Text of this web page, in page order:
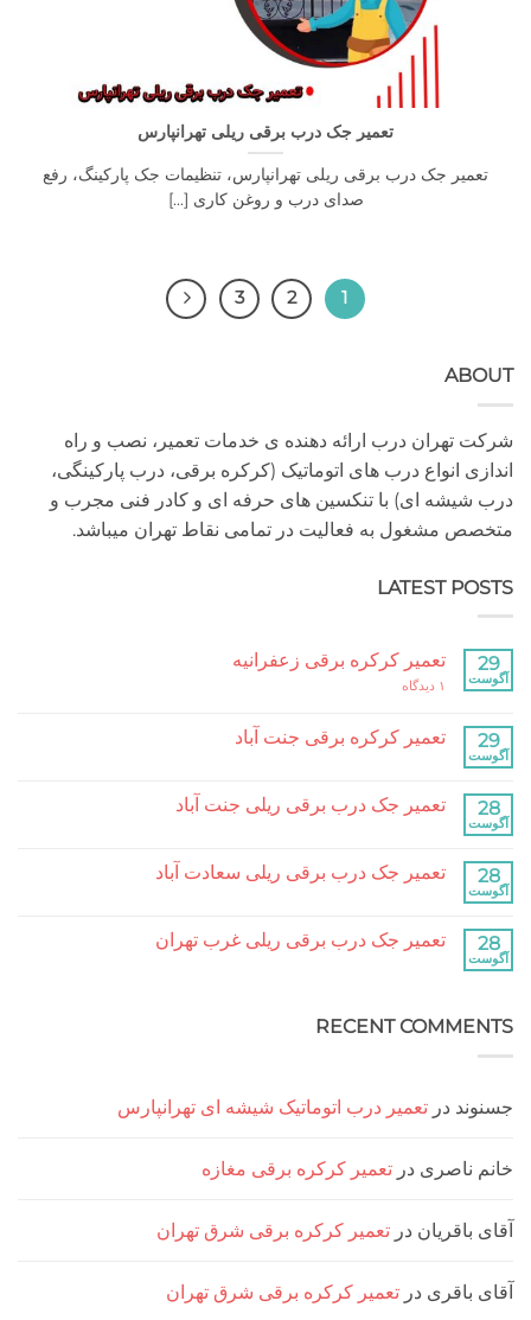
تعمیر جک درب برقی ریلی تهرانپارس
جک درب برقی ریلی تهرانپارس، تنظیمات جک پارکینگ، رفع
صدای درب و روغن کاری [...]
3
درب ارائه دهنده ی خدمات تعمیر، نصب و راه
انواع درب های اتوماتیک (کرکره برقی، درب پارکینگی،
ای) با تنکسین های حرفه ای و کادر فنی مجرب و
مشغول به فعالیت در تمامی نقاط تهران میباشد.
LATEST
تعمیر کرکره برقی زعفرانیه
۱ دیدگاه
برای
برقی
زعفرانیه
تعمیر کرکره برقی جنت آباد
هیچ
برای
تعمیر
کرکره
برقی
آباد
ثبت
نشده
تعمیر جک درب برقی ریلی جنت آباد
هیچ
برای
تعمیر
جک
درب
ریلی
جنت
آباد
ثبت
نشده
تعمیر جک درب برقی ریلی سعادت آباد
هیچ
برای
تعمیر
جک
درب
سعادت
آباد
ثبت
نشده
تعمیر جک درب برقی ریلی غرب تهران
هیچ
جک
برقی
تهران
RECENT
درتعمیر درب اتوماتیک شیشه ای تهرانپارس
درتعمیر کرکره برقی مغازه
درتعمیر کرکره برقی شرق تهران
درتعمیر کرکره برقی شرق تهران